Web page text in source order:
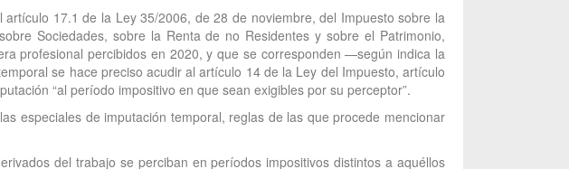
17.1 de la Ley 35/2006, de 28 de noviembre, del Impuesto sobre la
Sociedades, sobre la Renta de no Residentes y sobre el Patrimonio,
profesional percibidos en 2020, y que se corresponden —según indica la
se hace preciso acudir al artículo 14 de la Ley del Impuesto, artículo
“al período impositivo en que sean exigibles por su perceptor”.
especiales de imputación temporal, reglas de las que procede mencionar
del trabajo se perciban en períodos impositivos distintos a aquéllos